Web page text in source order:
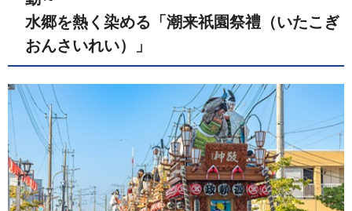
水郷を熱く染める「潮来祇園祭禮（いたこぎ
おんさいれい）」